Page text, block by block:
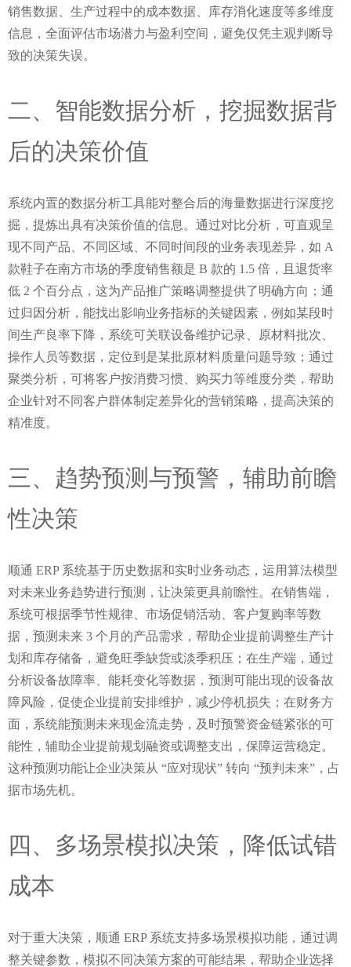
销售数据、生产过程中的成本数据、库存消化速度等多维度
信息，全面评估市场潜力与盈利空间，避免仅凭主观判断导
致的决策失误。
二、智能数据分析，挖掘数据背
后的决策价值
系统内置的数据分析工具能对整合后的海量数据进行深度挖
掘，提炼出具有决策价值的信息。通过对比分析，可直观呈
现不同产品、不同区域、不同时间段的业务表现差异，如 A
款鞋子在南方市场的季度销售额是 B 款的 1.5 倍，且退货率
低 2 个百分点，这为产品推广策略调整提供了明确方向；通
过归因分析，能找出影响业务指标的关键因素，例如某段时
间生产良率下降，系统可关联设备维护记录、原材料批次、
操作人员等数据，定位到是某批原材料质量问题导致；通过
聚类分析，可将客户按消费习惯、购买力等维度分类，帮助
企业针对不同客户群体制定差异化的营销策略，提高决策的
精准度。
三、趋势预测与预警，辅助前瞻
性决策
顺通 ERP 系统基于历史数据和实时业务动态，运用算法模型
对未来业务趋势进行预测，让决策更具前瞻性。在销售端，
系统可根据季节性规律、市场促销活动、客户复购率等数
据，预测未来 3 个月的产品需求，帮助企业提前调整生产计
划和库存储备，避免旺季缺货或淡季积压；在生产端，通过
分析设备故障率、能耗变化等数据，预测可能出现的设备故
障风险，促使企业提前安排维护，减少停机损失；在财务方
面，系统能预测未来现金流走势，及时预警资金链紧张的可
能性，辅助企业提前规划融资或调整支出，保障运营稳定。
这种预测功能让企业决策从 “应对现状” 转向 “预判未来”，占
据市场先机。
四、多场景模拟决策，降低试错
成本
对于重大决策，顺通 ERP 系统支持多场景模拟功能，通过调
整关键参数，模拟不同决策方案的可能结果，帮助企业选择